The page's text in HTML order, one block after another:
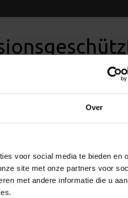
Over
voor social media te bieden en
site met onze partners voor
met andere informatie die u
bestellen